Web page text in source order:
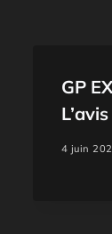
GP
4 juin